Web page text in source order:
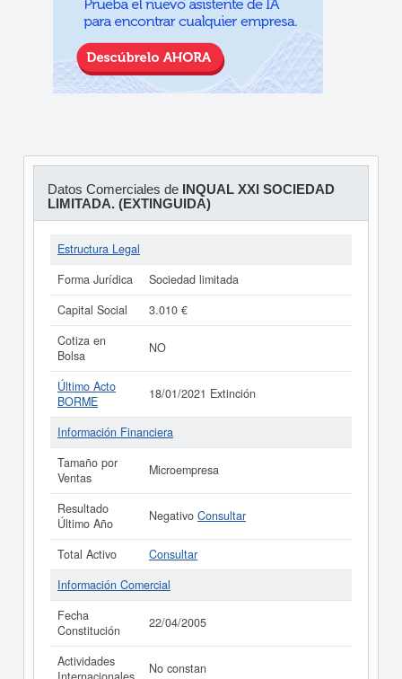
Datos Comerciales de INQUAL XXI SOCIEDAD
LIMITADA. (EXTINGUIDA)
Estructura Legal
Forma Jurídica
Sociedad limitada
Capital Social
3.010 €
Cotiza en
Bolsa
NO
Último Acto
BORME
18/01/2021 Extinción
Información Financiera
Tamaño por
Ventas
Microempresa
Resultado
Último Año
Negativo Consultar
Total Activo
Consultar
Información Comercial
Fecha
Constitución
22/04/2005
Actividades
No constan